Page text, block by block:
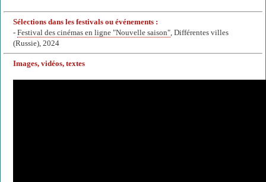
Sélections dans les festivals ou événements :
- Festival des cinémas en ligne "Nouvelle saison", Différentes villes
(Russie), 2024
Images, vidéos, textes